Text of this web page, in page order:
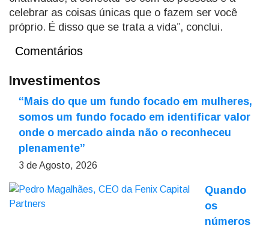
celebrar as coisas únicas que o fazem ser você
próprio. É disso que se trata a vida”, conclui.
Comentários
Investimentos
“Mais do que um fundo focado em mulheres,
somos um fundo focado em identificar valor
onde o mercado ainda não o reconheceu
plenamente”
3 de Agosto, 2026
Quando
os
números